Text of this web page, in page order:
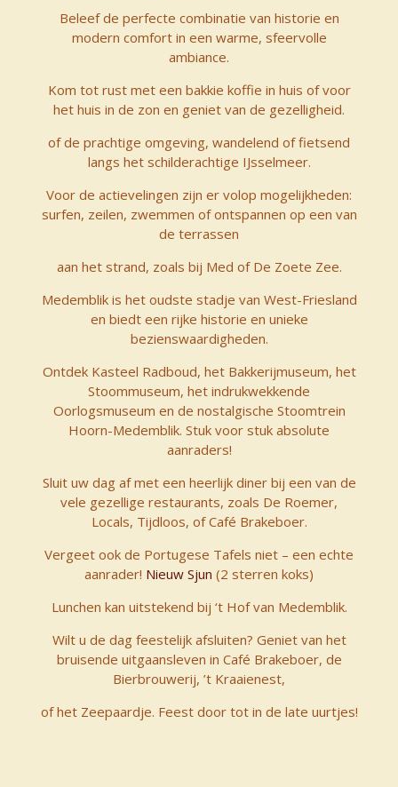
Beleef de perfecte combinatie van historie en
modern comfort in een warme, sfeervolle
ambiance.
Kom tot rust met een bakkie koffie in huis of voor
het huis in de zon en geniet van de gezelligheid.
of de prachtige omgeving, wandelend of fietsend
langs het schilderachtige IJsselmeer.
Voor de actievelingen zijn er volop mogelijkheden:
surfen, zeilen, zwemmen of ontspannen op een van
de terrassen
aan het strand, zoals bij Med of De Zoete Zee.
Medemblik is het oudste stadje van West-Friesland
en biedt een rijke historie en unieke
bezienswaardigheden.
Ontdek Kasteel Radboud, het Bakkerijmuseum, het
Stoommuseum, het indrukwekkende
Oorlogsmuseum en de nostalgische Stoomtrein
Hoorn-Medemblik. Stuk voor stuk absolute
aanraders!
Sluit uw dag af met een heerlijk diner bij een van de
vele gezellige restaurants, zoals De Roemer,
Locals, Tijdloos, of Café Brakeboer.
Vergeet ook de Portugese Tafels niet – een echte
aanrader! Nieuw Sjun (2 sterren koks)
Lunchen kan uitstekend bij ‘t Hof van Medemblik.
Wilt u de dag feestelijk afsluiten? Geniet van het
bruisende uitgaansleven in Café Brakeboer, de
Bierbrouwerij, ’t Kraaienest,
of het Zeepaardje. Feest door tot in de late uurtjes!